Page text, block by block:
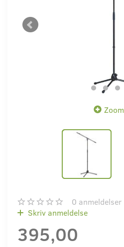
Zoom
0 anmeldelser
Skriv anmeldelse
395,00